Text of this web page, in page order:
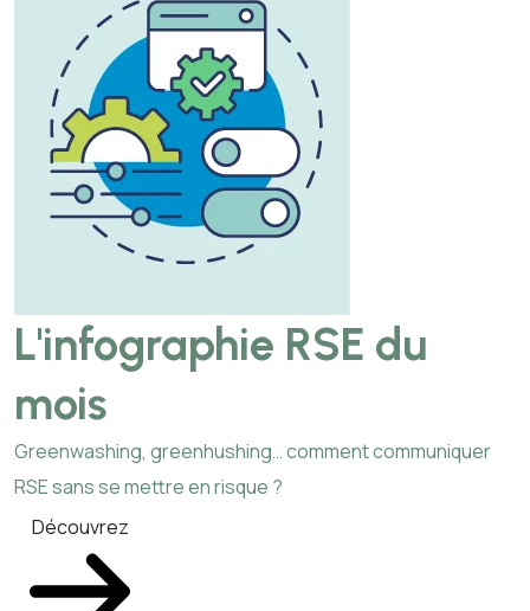
L'infographie RSE du
mois
Greenwashing, greenhushing… comment communiquer
RSE sans se mettre en risque ?
Découvrez